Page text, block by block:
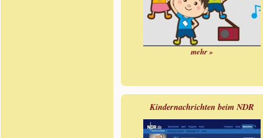
mehr »
Kindernachrichten beim NDR